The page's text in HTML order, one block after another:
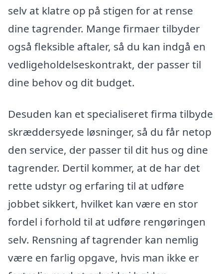
selv at klatre op på stigen for at rense
dine tagrender. Mange firmaer tilbyder
også fleksible aftaler, så du kan indgå en
vedligeholdelseskontrakt, der passer til
dine behov og dit budget.
Desuden kan et specialiseret firma tilbyde
skræddersyede løsninger, så du får netop
den service, der passer til dit hus og dine
tagrender. Dertil kommer, at de har det
rette udstyr og erfaring til at udføre
jobbet sikkert, hvilket kan være en stor
fordel i forhold til at udføre rengøringen
selv. Rensning af tagrender kan nemlig
være en farlig opgave, hvis man ikke er